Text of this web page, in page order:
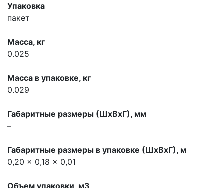
Упаковка
пакет
Масса, кг
0.025
Масса в упаковке, кг
0.029
Габаритные размеры (ШхВхГ), мм
–
Габаритные размеры в упаковке (ШхВхГ), м
0,20 x 0,18 x 0,01
Объем упаковки, м3